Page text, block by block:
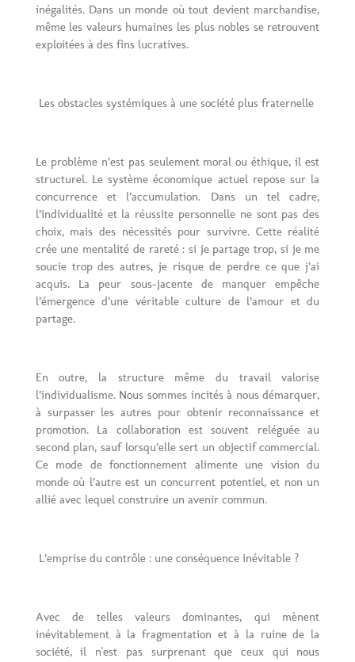
inégalités. Dans un monde où tout devient marchandise,
même les valeurs humaines les plus nobles se retrouvent
exploitées à des fins lucratives.
Les obstacles systémiques à une société plus fraternelle
Le problème n’est pas seulement moral ou éthique, il est
structurel. Le système économique actuel repose sur la
concurrence et l’accumulation. Dans un tel cadre,
l’individualité et la réussite personnelle ne sont pas des
choix, mais des nécessités pour survivre. Cette réalité
crée une mentalité de rareté : si je partage trop, si je me
soucie trop des autres, je risque de perdre ce que j’ai
acquis. La peur sous-jacente de manquer empêche
l’émergence d’une véritable culture de l’amour et du
partage.
En outre, la structure même du travail valorise
l’individualisme. Nous sommes incités à nous démarquer,
à surpasser les autres pour obtenir reconnaissance et
promotion. La collaboration est souvent reléguée au
second plan, sauf lorsqu’elle sert un objectif commercial.
Ce mode de fonctionnement alimente une vision du
monde où l’autre est un concurrent potentiel, et non un
allié avec lequel construire un avenir commun.
L’emprise du contrôle : une conséquence inévitable ?
Avec de telles valeurs dominantes, qui mènent
inévitablement à la fragmentation et à la ruine de la
société, il n'est pas surprenant que ceux qui nous